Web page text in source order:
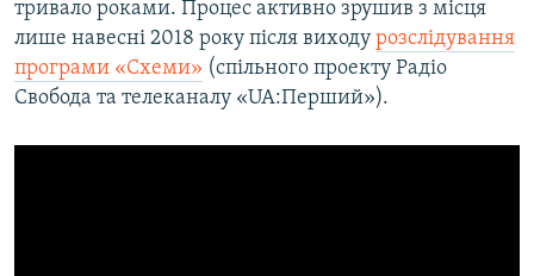
тривало роками. Процес активно зрушив з місця
лише навесні 2018 року після виходу розслідування
програми «Схеми» (спільного проекту Радіо
Свобода та телеканалу «UA:Перший»).